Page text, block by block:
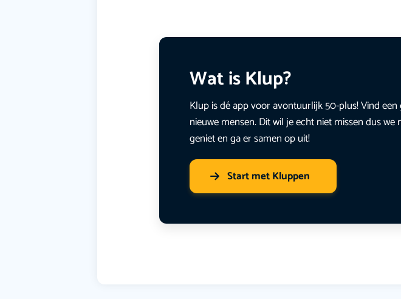
Wat is Klup?
Klup is dé app voor avontuurlijk 50-plus! Vind
nieuwe mensen. Dit wil je echt niet missen dus
geniet en ga er samen op uit!
Start met Kluppen